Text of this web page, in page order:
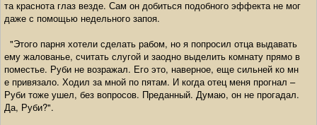
та краснота глаз везде. Сам он добиться подобного эффекта не мог
даже с помощью недельного запоя.
"Этого парня хотели сделать рабом, но я попросил отца выдавать
ему жалованье, считать слугой и заодно выделить комнату прямо в
поместье. Руби не возражал. Его это, наверное, еще сильней ко мн
е привязало. Ходил за мной по пятам. И когда отец меня прогнал –
Руби тоже ушел, без вопросов. Преданный. Думаю, он не прогадал.
Да, Руби?".